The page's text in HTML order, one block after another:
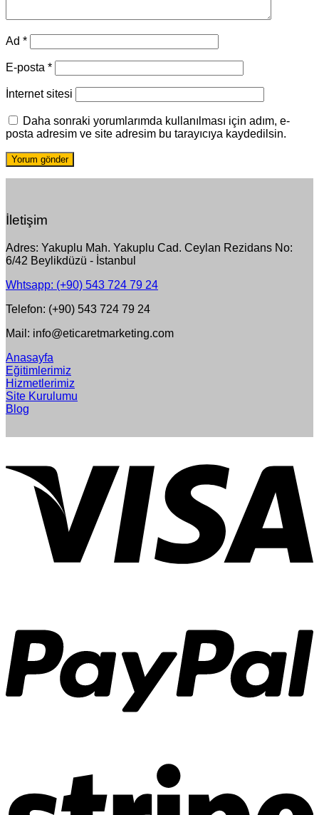
Ad *
E-posta *
İnternet sitesi
Daha sonraki yorumlarımda kullanılması için adım, e-
posta adresim ve site adresim bu tarayıcıya kaydedilsin.
İletişim
Adres: Yakuplu Mah. Yakuplu Cad. Ceylan Rezidans No:
6/42 Beylikdüzü - İstanbul
Whtsapp: (+90) 543 724 79 24
Telefon: (+90) 543 724 79 24
Mail: info@eticaretmarketing.com
Anasayfa
Eğitimlerimiz
Hizmetlerimiz
Site Kurulumu
Blog